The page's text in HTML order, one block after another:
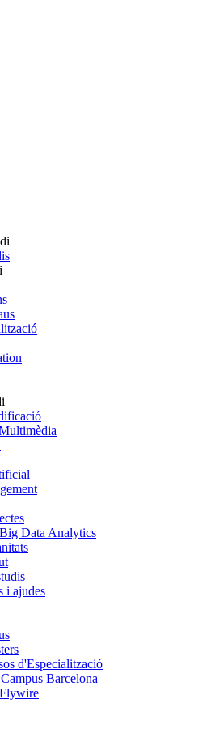
Data Analytics
i ajudes
d'Especialització
Barcelona